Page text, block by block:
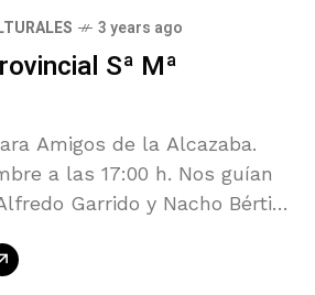
3 years ago
Sª Mª
Amigos de la Alcazaba.
a las 17:00 h. Nos guían
Garrido y Nacho Bértiz.